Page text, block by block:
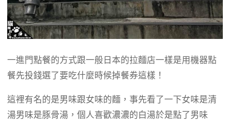
一進門點餐的方式跟一般日本的拉麵店一樣是用機器點
餐先投錢選了要吃什麼時候掉餐券這樣！
這裡有名的是男味跟女味的麵，事先看了一下女味是清
湯男味是豚骨湯，個人喜歡濃濃的白湯於是點了男味